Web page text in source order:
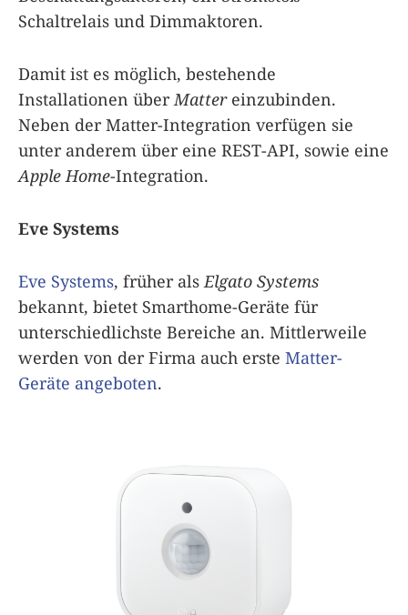
Schaltrelais und Dimmaktoren.
Damit ist es möglich, bestehende
Installationen über Mattereinzubinden.
Neben der Matter-Integration verfügen sie
unter anderem über eine REST-API, sowie eine
Apple Home-Integration.
Eve Systems
Eve Systems, früher als Elgato Systems
bekannt, bietet Smarthome-Geräte für
unterschiedlichste Bereiche an. Mittlerweile
werden von der Firma auch erste Matter-
Geräte angeboten.